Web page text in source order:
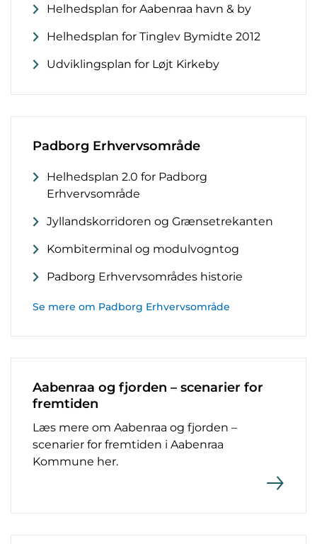
Helhedsplan for Aabenraa havn & by
Helhedsplan for Tinglev Bymidte 2012
Udviklingsplan for Løjt Kirkeby
Padborg Erhvervsområde
Helhedsplan 2.0 for Padborg
Erhvervsområde
Jyllandskorridoren og Grænsetrekanten
Kombiterminal og modulvogntog
Padborg Erhvervsområdes historie
Se mere om Padborg Erhvervsområde
Aabenraa og fjorden – scenarier for
fremtiden
Læs mere om Aabenraa og fjorden –
scenarier for fremtiden i Aabenraa
Kommune her.